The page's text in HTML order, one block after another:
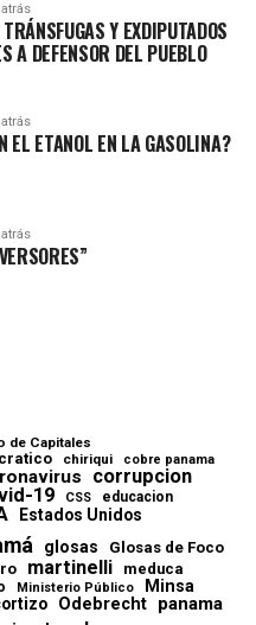
Y EXDIPUTADOS
A DEFENSOR DEL PUEBLO
EL ETANOL EN LA GASOLINA?
de Capitales
chiriqui cobre panama
corrupcion
19 CSS educacion
Estados Unidos
glosas Glosas de Foco
martinelli meduca
Ministerio Público Minsa
Odebrecht panama